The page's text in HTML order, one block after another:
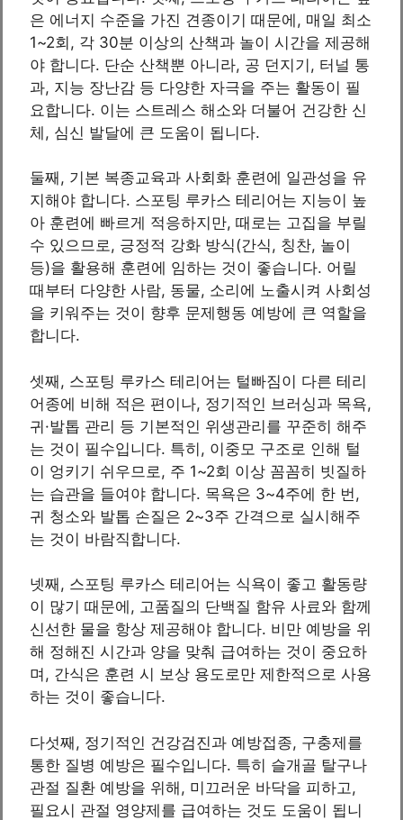
은 에너지 수준을 가진 견종이기 때문에, 매일 최소
1~2회, 각 30분 이상의 산책과 놀이 시간을 제공해
야 합니다. 단순 산책뿐 아니라, 공 던지기, 터널 통
과, 지능 장난감 등 다양한 자극을 주는 활동이 필
요합니다. 이는 스트레스 해소와 더불어 건강한 신
체, 심신 발달에 큰 도움이 됩니다.
둘째, 기본 복종교육과 사회화 훈련에 일관성을 유
지해야 합니다. 스포팅 루카스 테리어는 지능이 높
아 훈련에 빠르게 적응하지만, 때로는 고집을 부릴
수 있으므로, 긍정적 강화 방식(간식, 칭찬, 놀이
등)을 활용해 훈련에 임하는 것이 좋습니다. 어릴
때부터 다양한 사람, 동물, 소리에 노출시켜 사회성
을 키워주는 것이 향후 문제행동 예방에 큰 역할을
합니다.
셋째, 스포팅 루카스 테리어는 털빠짐이 다른 테리
어종에 비해 적은 편이나, 정기적인 브러싱과 목욕,
귀·발톱 관리 등 기본적인 위생관리를 꾸준히 해주
는 것이 필수입니다. 특히, 이중모 구조로 인해 털
이 엉키기 쉬우므로, 주 1~2회 이상 꼼꼼히 빗질하
는 습관을 들여야 합니다. 목욕은 3~4주에 한 번,
귀 청소와 발톱 손질은 2~3주 간격으로 실시해주
는 것이 바람직합니다.
넷째, 스포팅 루카스 테리어는 식욕이 좋고 활동량
이 많기 때문에, 고품질의 단백질 함유 사료와 함께
신선한 물을 항상 제공해야 합니다. 비만 예방을 위
해 정해진 시간과 양을 맞춰 급여하는 것이 중요하
며, 간식은 훈련 시 보상 용도로만 제한적으로 사용
하는 것이 좋습니다.
다섯째, 정기적인 건강검진과 예방접종, 구충제를
통한 질병 예방은 필수입니다. 특히 슬개골 탈구나
관절 질환 예방을 위해, 미끄러운 바닥을 피하고,
필요시 관절 영양제를 급여하는 것도 도움이 됩니